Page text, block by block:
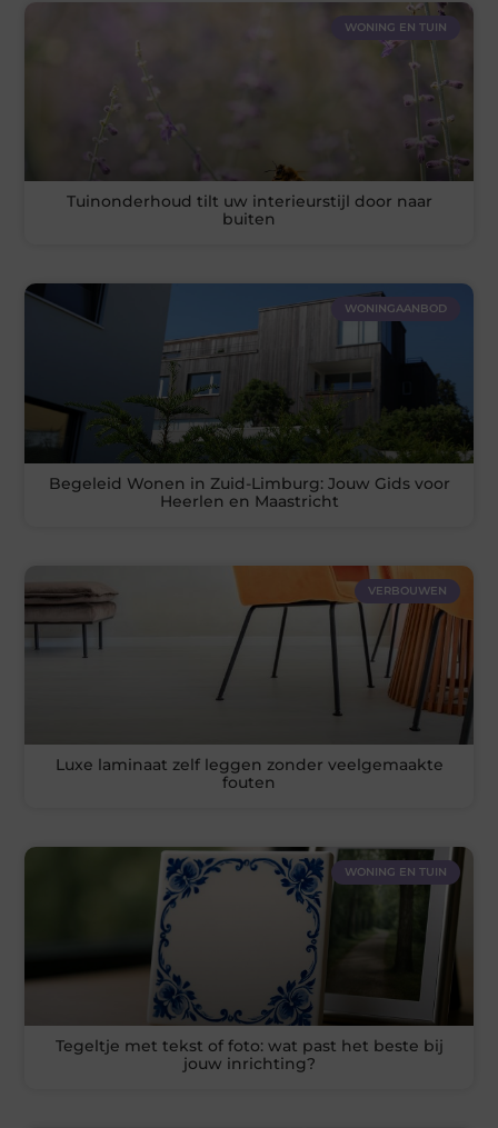
WONING EN TUIN
Tuinonderhoud tilt uw interieurstijl door naar
buiten
WONINGAANBOD
Begeleid Wonen in Zuid-Limburg: Jouw Gids voor
Heerlen en Maastricht
VERBOUWEN
Luxe laminaat zelf leggen zonder veelgemaakte
fouten
WONING EN TUIN
Tegeltje met tekst of foto: wat past het beste bij
jouw inrichting?